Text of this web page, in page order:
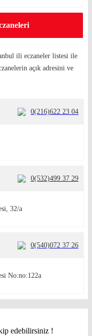
ili eczaneler listesi ile
açık adresini ve
0(216)622 23 04
0(532)499 37 29
32/a
0(540)072 37 26
No:no:122a
edebilirsiniz !